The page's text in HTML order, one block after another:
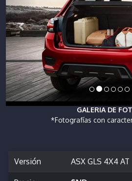
GALERIA DE
*Fotografías con
Versión ASX GLS 4X4 AT